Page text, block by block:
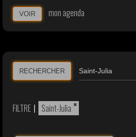
VOIR mon agenda
RECHERCHER
FILTRE | ×
Saint-Julia